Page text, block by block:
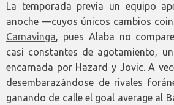
La temporada previa un equipo
anoche —cuyos únicos cambios
Camavinga, pues Alaba no
casi constantes de agotamiento,
encarnada por Hazard y Jovic. A
desembarazándose de rivales
ganando de calle el goal average al